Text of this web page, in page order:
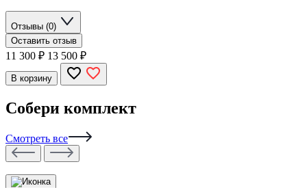
Отзывы (0)
Оставить отзыв
11 300 ₽ 13 500 ₽
В корзину
Собери комплект
Смотреть все